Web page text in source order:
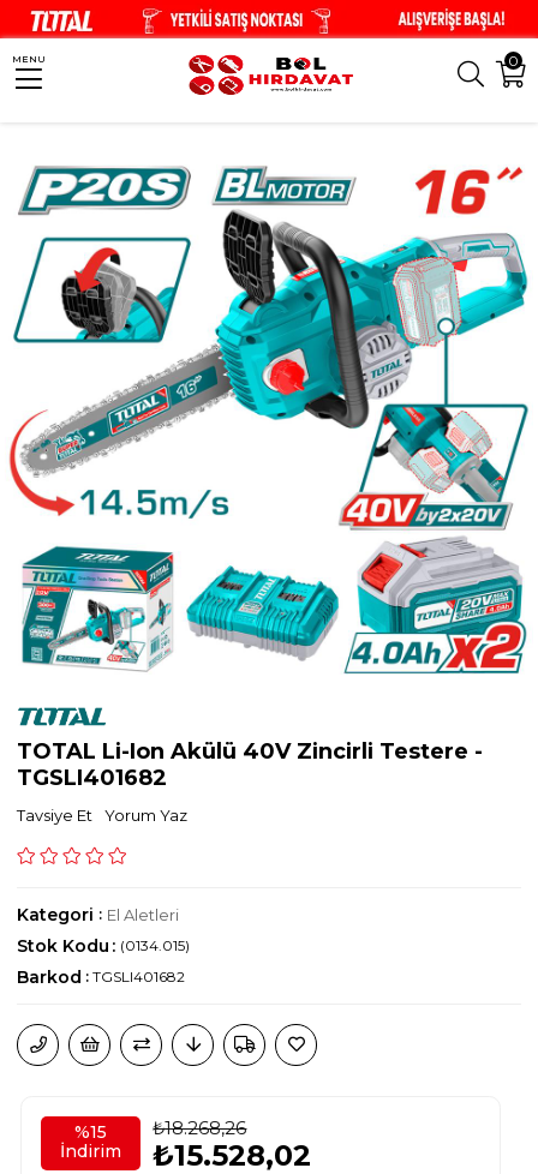
0
MENU
TOTAL Li-Ion Akülü 40V Zincirli Testere -
TGSLI401682
Tavsiye Et Yorum Yaz
Kategori : El Aletleri
(0134.015)
Stok Kodu
Barkod : TGSLI401682
%15
İndirim
₺18.268,26
₺15.528,02